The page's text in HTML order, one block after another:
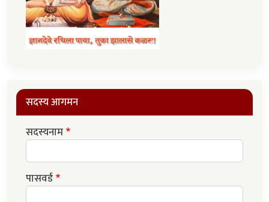
सदस्य आगमन
सदस्यनाम
पासवर्ड